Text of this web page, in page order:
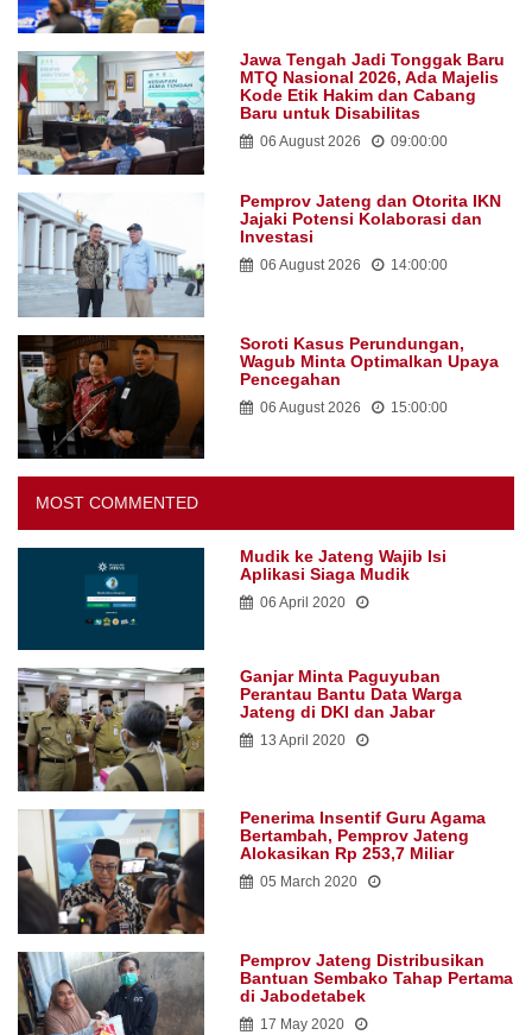
Jawa Tengah Jadi Tonggak Baru
MTQ Nasional 2026, Ada Majelis
Kode Etik Hakim dan Cabang
Baru untuk Disabilitas
06 August 2026 09:00:00
Pemprov Jateng dan Otorita IKN
Jajaki Potensi Kolaborasi dan
Investasi
06 August 2026 14:00:00
Soroti Kasus Perundungan,
Wagub Minta Optimalkan Upaya
Pencegahan
06 August 2026 15:00:00
MOST COMMENTED
Mudik ke Jateng Wajib Isi
Aplikasi Siaga Mudik
06 April 2020
Ganjar Minta Paguyuban
Perantau Bantu Data Warga
Jateng di DKI dan Jabar
13 April 2020
Penerima Insentif Guru Agama
Bertambah, Pemprov Jateng
Alokasikan Rp 253,7 Miliar
05 March 2020
Pemprov Jateng Distribusikan
Bantuan Sembako Tahap Pertama
di Jabodetabek
17 May 2020